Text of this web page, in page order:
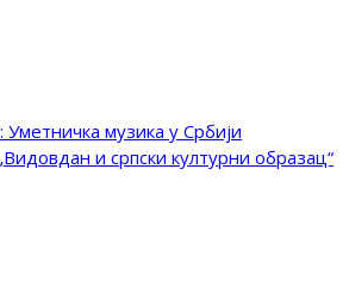
музика у Србији
и српски културни образац“